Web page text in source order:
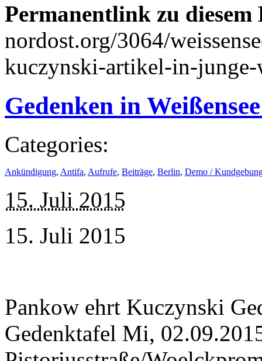
Permanentlink zu
nordost.org/3064/
kuczynski-artikel-in-
Gedenken in
Categories:
Ankündigung, Antifa, Aufrufe, Beiträge, Berlin, Demo /
15. Juli 2015
15. Juli 2015
Pankow ehrt Kuczynski
Gedenktafel Mi,